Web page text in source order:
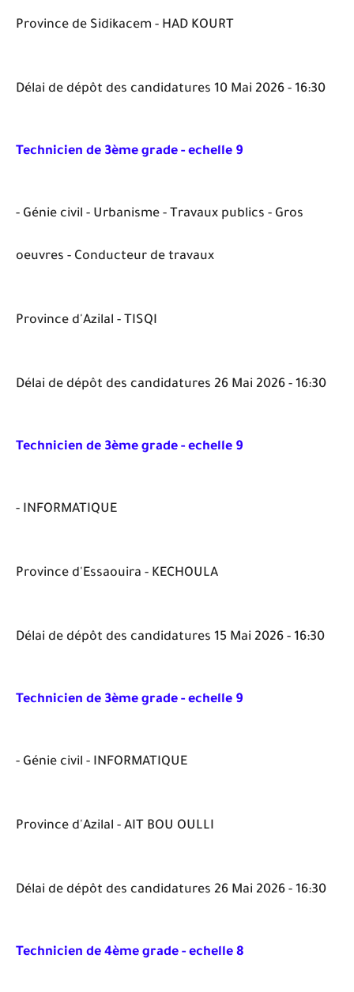
Province de Sidikacem - HAD KOURT
Délai de dépôt des candidatures 10 Mai 2026 - 16:30
Technicien de 3ème grade - echelle 9
- Génie civil - Urbanisme - Travaux publics - Gros
oeuvres - Conducteur de travaux
Province d'Azilal - TISQI
Délai de dépôt des candidatures 26 Mai 2026 - 16:30
Technicien de 3ème grade - echelle 9
- INFORMATIQUE
Province d'Essaouira - KECHOULA
Délai de dépôt des candidatures 15 Mai 2026 - 16:30
Technicien de 3ème grade - echelle 9
- Génie civil - INFORMATIQUE
Province d'Azilal - AIT BOU OULLI
Délai de dépôt des candidatures 26 Mai 2026 - 16:30
Technicien de 4ème grade - echelle 8